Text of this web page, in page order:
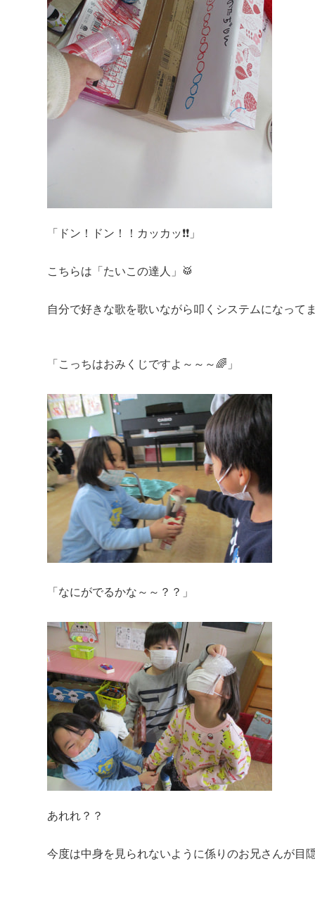
「ドン！ドン！！カッカッ❗❗」
こちらは「たいこの達人」🥁
自分で好きな歌を歌いながら叩くシステムになって
「こっちはおみくじですよ～～～🌈」
「なにがでるかな～～？？」
あれれ？？
今度は中身を見られないように係りのお兄さんが目